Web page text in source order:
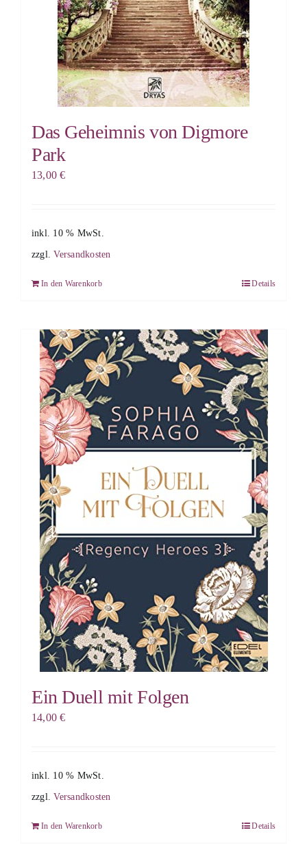
Das Geheimnis von Digmore
Park
13,00€
inkl. 10 % MwSt.
zzgl.Versandkosten
In den Warenkorb Details
Ein Duell mit Folgen
14,00€
inkl. 10 % MwSt.
zzgl.Versandkosten
In den Warenkorb Details